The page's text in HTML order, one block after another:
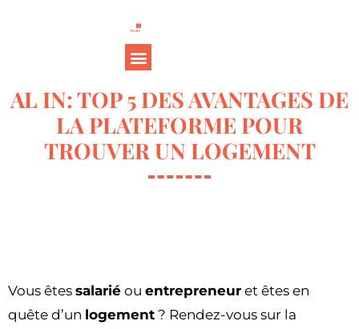
AL IN: TOP 5 DES AVANTAGES DE
LA PLATEFORME POUR
TROUVER UN LOGEMENT
Vous êtes salarié ou entrepreneur et êtes en
quête d’un logement ? Rendez-vous sur la